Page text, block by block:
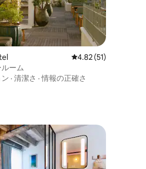
つ星の平均評価
レビュー51件、5つ
4.82 (51)
ーム
· 清潔さ ·情報の正確さ